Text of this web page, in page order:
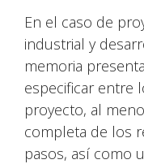
En el caso de
industrial y
memoria
especificar entre
proyecto, al
completa de los
pasos, así como